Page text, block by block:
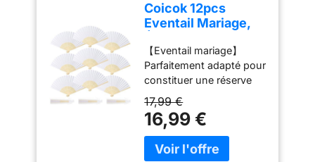
Coicok 12pcs
Eventail Mariage,
Pliant en Bois
Papier, Eventail Lot
Personnalisable
avec 12 Sacs en
Organza Cadeau,
Eventail Japonais
pour Decoration
Cadeaux Mariage,
【Eventail mariage】
Parfaitement adapté pour
constituer une réserve
d'éventails pour les
invités, cet ensemble
contient 12 éventails
blancs en papier et 12
pochettes en organza.
17,99 €
16,99 €